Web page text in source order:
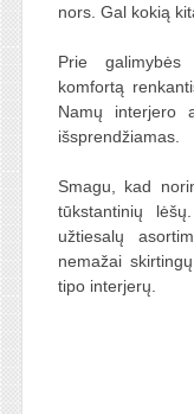
nors. Gal kokią
Prie galimybės
komfortą
Namų interjero
išsprendžiamas.
Smagu, kad
tūkstantinių
užtiesalų
nemažai
tipo interjerų.